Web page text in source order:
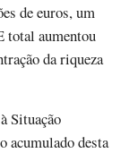
de euros, um
total aumentou
da riqueza
Situação
acumulado desta